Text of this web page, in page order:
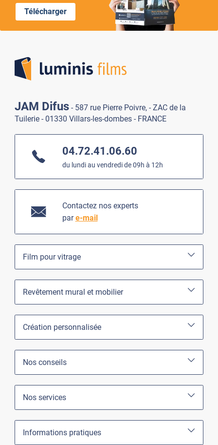
Télécharger
JAM Difus - 587 rue Pierre Poivre, - ZAC de la
Tuilerie - 01330 Villars-les-dombes - FRANCE
04.72.41.06.60
du lundi au vendredi de 09h à 12h
Contactez nos experts
pare-mail
Film pour vitrage
Revêtement mural et mobilier
Création personnalisée
Nos conseils
Nos services
Informations pratiques